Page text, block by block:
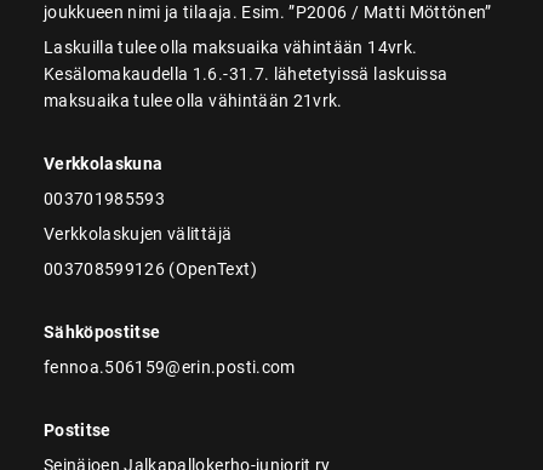
joukkueen nimi ja tilaaja. Esim. ”P2006 / Matti Möttönen”
Laskuilla tulee olla maksuaika vähintään 14vrk.
Kesälomakaudella 1.6.-31.7. lähetetyissä laskuissa
maksuaika tulee olla vähintään 21vrk.
Verkkolaskuna
003701985593
Verkkolaskujen välittäjä
003708599126 (OpenText)
Sähköpostitse
fennoa.506159@erin.posti.com
Postitse
Seinäjoen Jalkapallokerho-juniorit ry